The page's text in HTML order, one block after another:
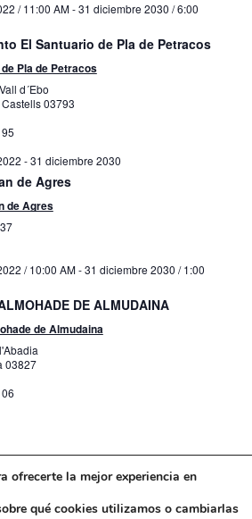
/ 11:00 AM-31 diciembre 2030 / 6:00
El Santuario de Pla de Petracos
Pla de Petracos
d´Ebo
03793
-31 diciembre 2030
de Agres
de Agres
/ 10:00 AM-31 diciembre 2030 / 1:00
DE ALMUDAINA
de Almudaina
03827
Política de Privacidad
ofrecerte la mejor experiencia en
qué cookies utilizamos o cambiarlas